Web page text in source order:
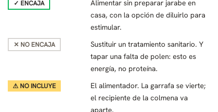
✓ ENCAJA
Alimentar sin preparar jarabe en
casa, con la opción de diluirlo para
estimular.
✕ NO ENCAJA
Sustituir un tratamiento sanitario. Y
tapar una falta de polen: esto es
energía, no proteína.
⚠ NO INCLUYE
El alimentador. La garrafa se vierte;
el recipiente de la colmena va
aparte.